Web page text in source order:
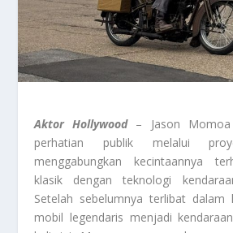
Aktor Hollywood– Jason Momoa
perhatian publik melalui
menggabungkan kecintaannya
klasik dengan teknologi
Setelah sebelumnya terlibat dalam
mobil legendaris menjadi